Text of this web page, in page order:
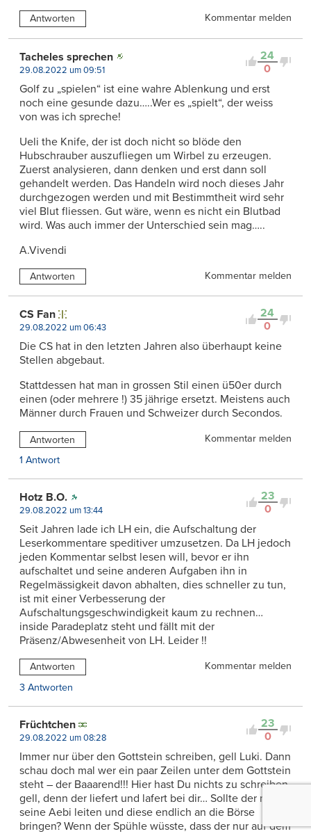
Antworten Kommentar melden
24
0
Tacheles sprechen
29.08.2022 um 09:51
Golf zu „spielen“ ist eine wahre Ablenkung und erst
noch eine gesunde dazu…..Wer es „spielt“, der weiss
von was ich spreche!
Ueli the Knife, der ist doch nicht so blöde den
Hubschrauber auszufliegen um Wirbel zu erzeugen.
Zuerst analysieren, dann denken und erst dann soll
gehandelt werden. Das Handeln wird noch dieses Jahr
durchgezogen werden und mit Bestimmtheit wird sehr
viel Blut fliessen. Gut wäre, wenn es nicht ein Blutbad
wird. Was auch immer der Unterschied sein mag…..
A.Vivendi
Antworten Kommentar melden
24
0
CS Fan
29.08.2022 um 06:43
Die CS hat in den letzten Jahren also überhaupt keine
Stellen abgebaut.
Stattdessen hat man in grossen Stil einen ü50er durch
einen (oder mehrere !) 35 jährige ersetzt. Meistens auch
Männer durch Frauen und Schweizer durch Secondos.
Antworten
Kommentar melden
1 Antwort
23
0
Hotz B.O.
29.08.2022 um 13:44
Seit Jahren lade ich LH ein, die Aufschaltung der
Leserkommentare speditiver umzusetzen. Da LH jedoch
jeden Kommentar selbst lesen will, bevor er ihn
aufschaltet und seine anderen Aufgaben ihn in
Regelmässigkeit davon abhalten, dies schneller zu tun,
ist mit einer Verbesserung der
Aufschaltungsgeschwindigkeit kaum zu rechnen…
inside Paradeplatz steht und fällt mit der
Präsenz/Abwesenheit von LH. Leider !!
Antworten
Kommentar melden
3 Antworten
23
0
Früchtchen
29.08.2022 um 08:28
Immer nur über den Gottstein schreiben, gell Luki. Dann
schau doch mal wer ein paar Zeilen unter dem Gottstein
steht – der Baaarend!!! Hier hast Du nichts zu schreiben
gell, denn der liefert und lafert bei dir… Sollte der nicht
seine Aebi leiten und diese endlich an die Börse
bringen? Wenn der Spühle wüsste, dass der nur auf dem